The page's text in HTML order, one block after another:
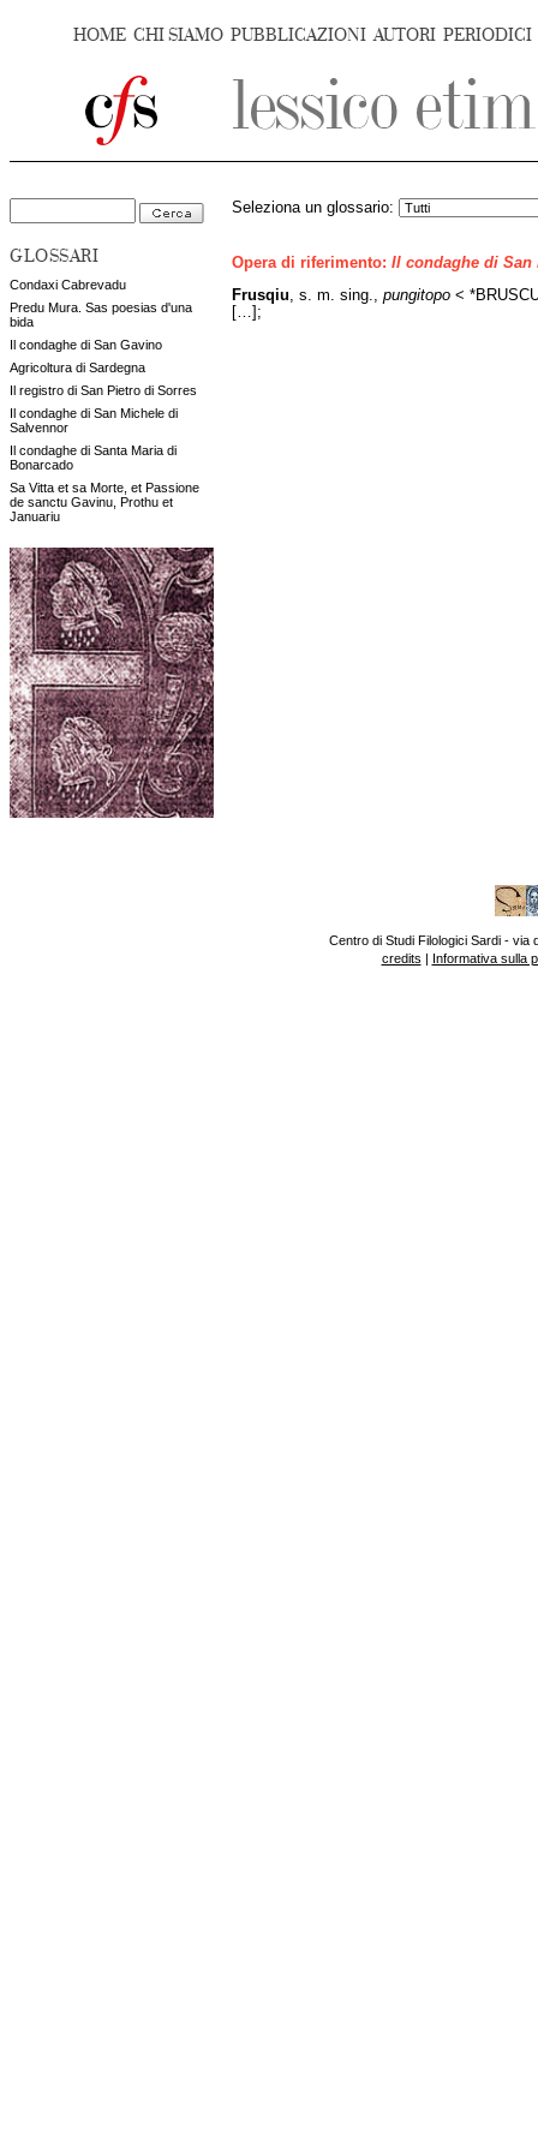
HOME CHI SIAMO PUBBLICAZIONI AUTORI PERIODICI
GLOSSARI
Condaxi Cabrevadu
Predu Mura. Sas poesias d'una
bida
Il condaghe di San Gavino
Agricoltura di Sardegna
Il registro di San Pietro di Sorres
Il condaghe di San Michele di
Salvennor
Il condaghe di Santa Maria di
Bonarcado
Sa Vitta et sa Morte, et Passione
de sanctu Gavinu, Prothu et
Januariu
Seleziona un glossario:
Opera di riferimento: Il condaghe di San
Frusqiu , s. m. sing., pungitopo <
[…];
Centro di Studi Filologici Sardi - via
credits | Informativa sulla